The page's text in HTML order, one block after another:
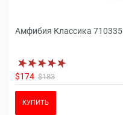
Амфибия Классика 710335
$174 $183
КУПИТЬ